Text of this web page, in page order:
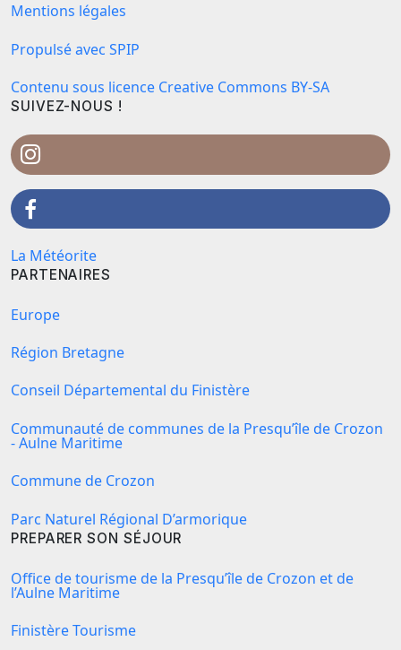
Mentions légales
Propulsé avec SPIP
Contenu sous licence Creative Commons BY-SA
SUIVEZ-NOUS !
La Météorite
PARTENAIRES
Europe
Région Bretagne
Conseil Départemental du Finistère
Communauté de communes de la Presqu’île de Crozon
- Aulne Maritime
Commune de Crozon
Parc Naturel Régional D’armorique
PREPARER SON SÉJOUR
Office de tourisme de la Presqu’île de Crozon et de
l’Aulne Maritime
Finistère Tourisme